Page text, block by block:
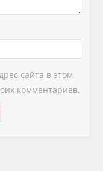
сайта в этом
комментариев.